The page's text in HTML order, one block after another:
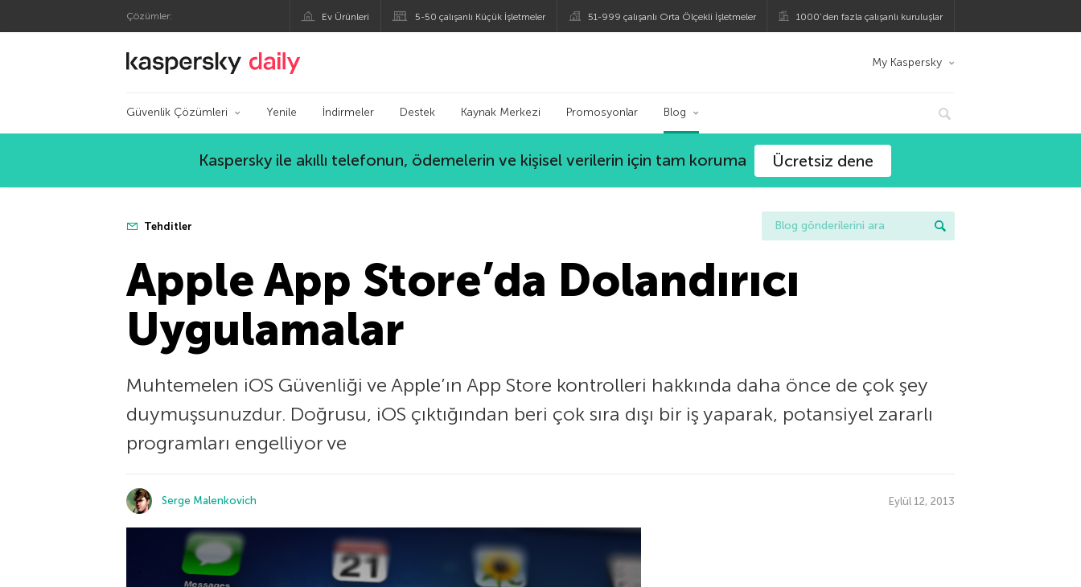
Çözümler: Ev Ürünleri 5-50 çalışanlı Küçük İşletmeler 51-999 çalışanlı Orta Ölçekli İşletmeler 1000’den fazla çalışanlı kuruluşlar
Kaspersky Resmi Blogu My Kaspersky
Güvenlik Çözümleri Yenile İndirmeler Destek Kaynak Merkezi Promosyonlar Blog
Kaspersky ile akıllı telefonun, ödemelerin ve kişisel verilerin için tam koruma Ücretsiz dene
Tehditler
Apple App Store’da Dolandırıcı
Uygulamalar
Muhtemelen iOS Güvenliği ve Apple’ın App Store kontrolleri hakkında daha önce de çok şey
duymuşsunuzdur. Doğrusu, iOS çıktığından beri çok sıra dışı bir iş yaparak, potansiyel zararlı
programları engelliyor ve
Serge Malenkovich Eylül 12, 2013